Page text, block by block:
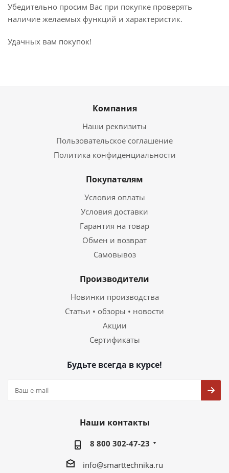
Убедительно просим Вас при покупке проверять
наличие желаемых функций и характеристик.
Удачных вам покупок!
Компания
Наши реквизиты
Пользовательское соглашение
Политика конфиденциальности
Покупателям
Условия оплаты
Условия доставки
Гарантия на товар
Обмен и возврат
Самовывоз
Производители
Новинки производства
Статьи • обзоры • новости
Акции
Сертификаты
Будьте всегда в курсе!
Наши контакты
8 800 302-47-23
info@smarttechnika.ru